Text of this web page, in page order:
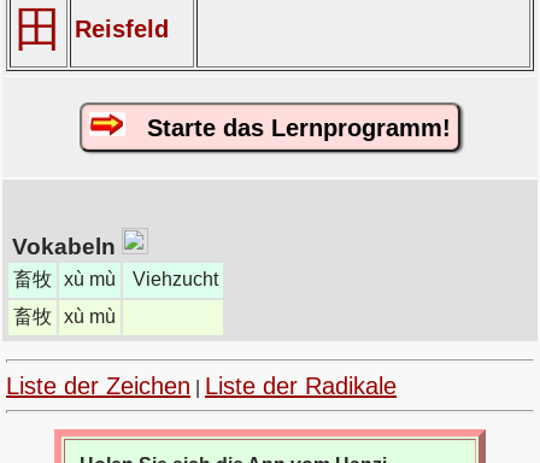
田 Reisfeld
Starte das Lernprogramm!
Vokabeln
畜牧 xù mù
Viehzucht
畜牧 xù mù
Liste der Zeichen Liste der Radikale